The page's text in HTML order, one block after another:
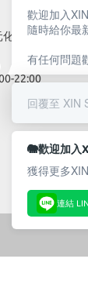
化路23號
22:00
歡迎加入
隨時給你最
有任何問題
回覆至 XIN
🐘歡迎加入
獲得更多
連結